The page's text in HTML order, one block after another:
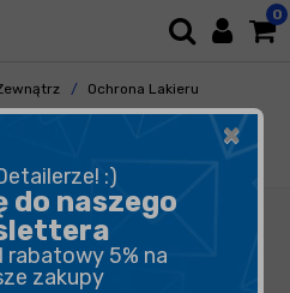
0
Ochrona Lakieru
Detailery
×
:)
do naszego
rabatowy 5% na
zakupy